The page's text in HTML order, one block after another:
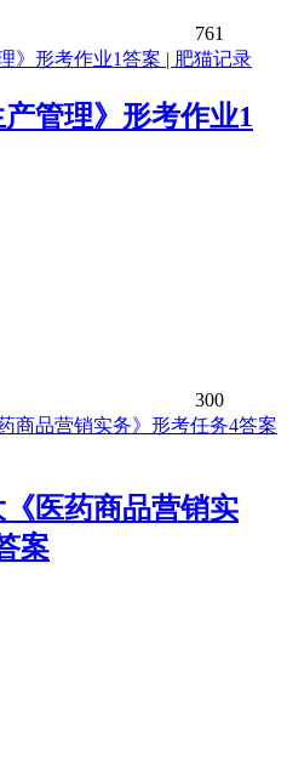
761
管理》形考作业1
300
医药商品营销实
案